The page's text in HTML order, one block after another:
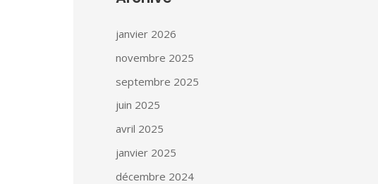
janvier 2026
novembre 2025
septembre 2025
juin 2025
avril 2025
janvier 2025
décembre 2024